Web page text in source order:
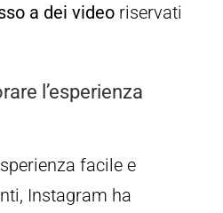
a dei videoriservati
l’esperienza
facile e
Instagram ha